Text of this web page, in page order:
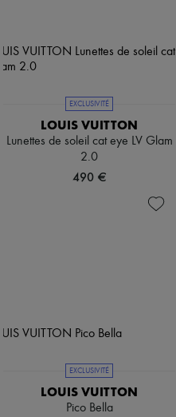
EXCLUSIVITÉ
LOUIS VUITTON
Lunettes de soleil cat eye LV Glam
2.0
490 €
EXCLUSIVITÉ
LOUIS VUITTON
Pico Bella